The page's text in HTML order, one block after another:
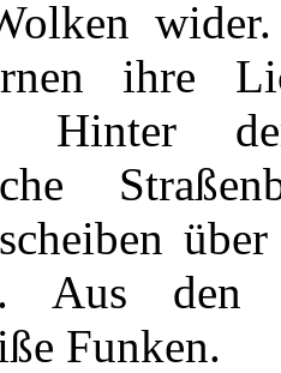
ihre
Hinter
Aus den
Funken.